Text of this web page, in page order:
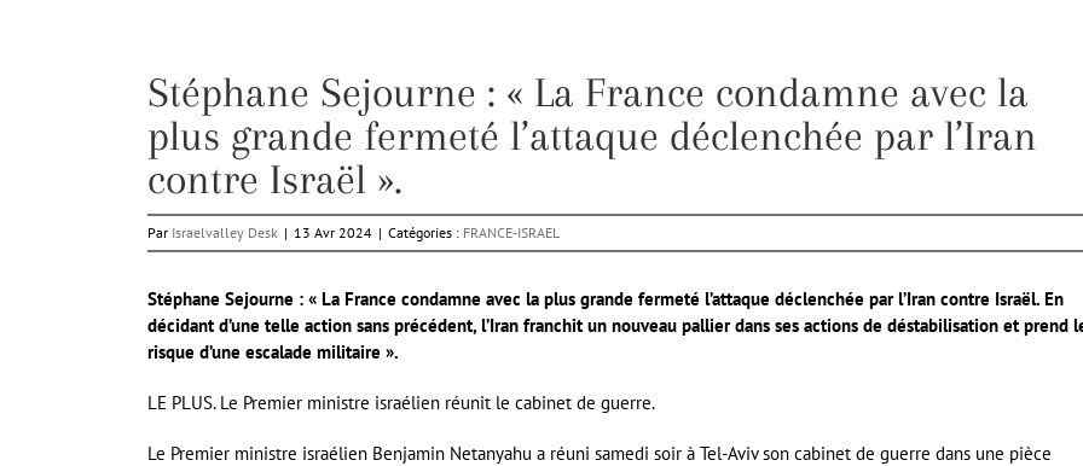
Stéphane Sejourne : « La France condamne avec la
plus grande fermeté l’attaque déclenchée par l’Iran
contre Israël ».
Par Israelvalley Desk | 13 Avr 2024 | Catégories : FRANCE-ISRAEL
Stéphane Sejourne : « La France condamne avec la plus grande fermeté l’attaque déclenchée par l’Iran contre Israël. En
décidant d’une telle action sans précédent, l’Iran franchit un nouveau pallier dans ses actions de déstabilisation et prend
risque d’une escalade militaire ».
LE PLUS. Le Premier ministre israélien réunit le cabinet de guerre.
Le Premier ministre israélien Benjamin Netanyahu a réuni samedi soir à Tel-Aviv son cabinet de guerre dans une pièce